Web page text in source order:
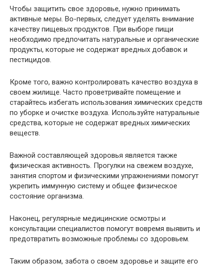
Чтобы защитить свое здоровье, нужно принимать
активные меры. Во-первых, следует уделять внимание
качеству пищевых продуктов. При выборе пищи
необходимо предпочитать натуральные и органические
продукты, которые не содержат вредных добавок и
пестицидов.
Кроме того, важно контролировать качество воздуха в
своем жилище. Часто проветривайте помещение и
старайтесь избегать использования химических средств
по уборке и очистке воздуха. Используйте натуральные
средства, которые не содержат вредных химических
веществ.
Важной составляющей здоровья является также
физическая активность. Прогулки на свежем воздухе,
занятия спортом и физическими упражнениями помогут
укрепить иммунную систему и общее физическое
состояние организма.
Наконец, регулярные медицинские осмотры и
консультации специалистов помогут вовремя выявить и
предотвратить возможные проблемы со здоровьем.
Таким образом, забота о своем здоровье и защите его